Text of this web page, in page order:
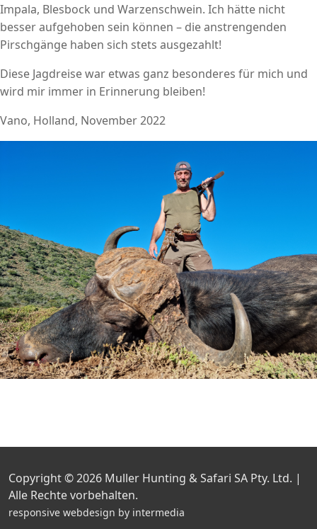
Impala, Blesbock und Warzenschwein. Ich hätte nicht
besser aufgehoben sein können – die anstrengenden
Pirschgänge haben sich stets ausgezahlt!
Diese Jagdreise war etwas ganz besonderes für mich und
wird mir immer in Erinnerung bleiben!
Vano, Holland, November 2022
Copyright © 2026 Muller Hunting & Safari SA Pty. Ltd. |
Alle Rechte vorbehalten.
responsive webdesign by intermedia